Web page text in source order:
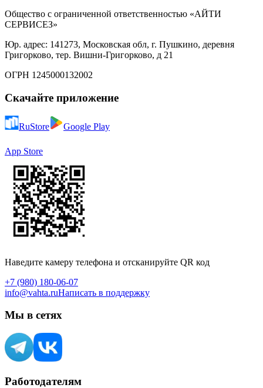
Общество с ограниченной ответственностью «АЙТИ
СЕРВИСЕЗ»
Юр. адрес: 141273, Московская обл, г. Пушкино, деревня
Григорково, тер. Вишни-Григорково, д 21
ОГРН 1245000132002
Скачайте приложение
RuStore Google Play
App Store
Наведите камеру телефона и отсканируйте QR код
+7 (980) 180-06-07
info@vahta.ruНаписать в поддержку
Мы в сетях
Работодателям